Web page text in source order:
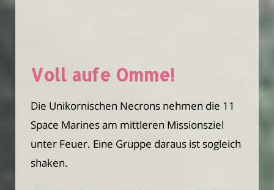
Voll aufe Omme!
Die Unikornischen Necrons nehmen die 11
Space Marines am mittleren Missionsziel
unter Feuer. Eine Gruppe daraus ist sogleich
shaken.